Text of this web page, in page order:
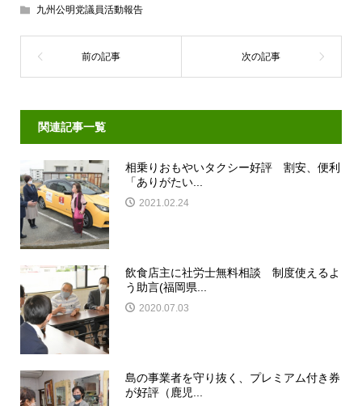
九州公明党議員活動報告
関連記事一覧
相乗りおもやいタクシー好評 割安、便利
「ありがたい...
2021.02.24
飲食店主に社労士無料相談 制度使えるよ
う助言(福岡県...
2020.07.03
島の事業者を守り抜く、プレミアム付き券
が好評（鹿児...